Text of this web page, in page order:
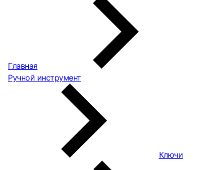
Главная
Ручной инструмент
Ключи